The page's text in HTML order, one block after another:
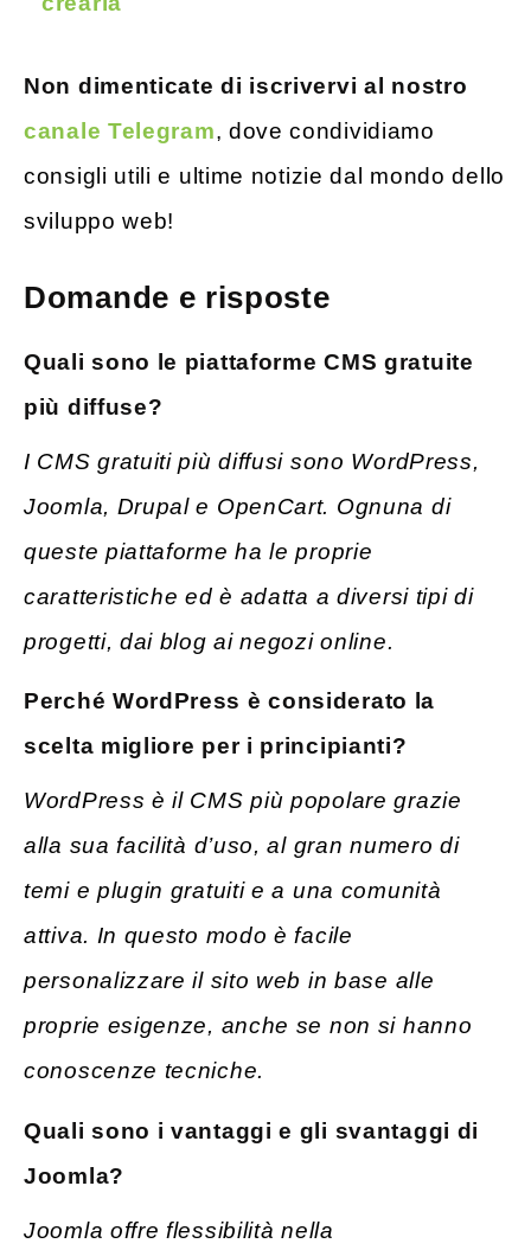
Non dimenticate di iscrivervi al nostro
canale Telegram, dove condividiamo
consigli utili e ultime notizie dal mondo dello
sviluppo web!
Domande e risposte
Quali sono le piattaforme CMS gratuite
più diffuse?
I CMS gratuiti più diffusi sono WordPress,
Joomla, Drupal e OpenCart. Ognuna di
queste piattaforme ha le proprie
caratteristiche ed è adatta a diversi tipi di
progetti, dai blog ai negozi online.
Perché WordPress è considerato la
scelta migliore per i principianti?
WordPress è il CMS più popolare grazie
alla sua facilità d’uso, al gran numero di
temi e plugin gratuiti e a una comunità
attiva. In questo modo è facile
personalizzare il sito web in base alle
proprie esigenze, anche se non si hanno
conoscenze tecniche.
Quali sono i vantaggi e gli svantaggi di
Joomla?
Joomla offre flessibilità nella